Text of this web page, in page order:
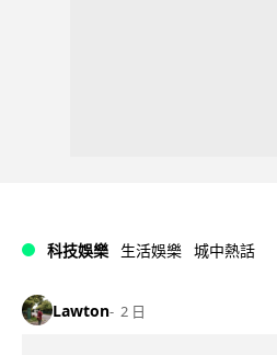
科技娛樂 生活娛樂 城中熱話
Lawton 2 日